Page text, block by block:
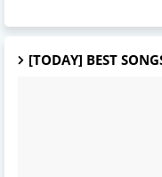
[TODAY] BEST